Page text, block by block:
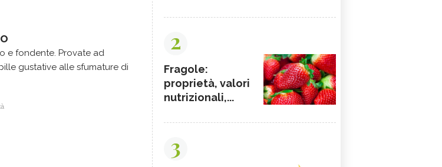
e fondente. Provate ad
gustative alle sfumature di
2
Fragole:
proprietà, valori
nutrizionali,...
3